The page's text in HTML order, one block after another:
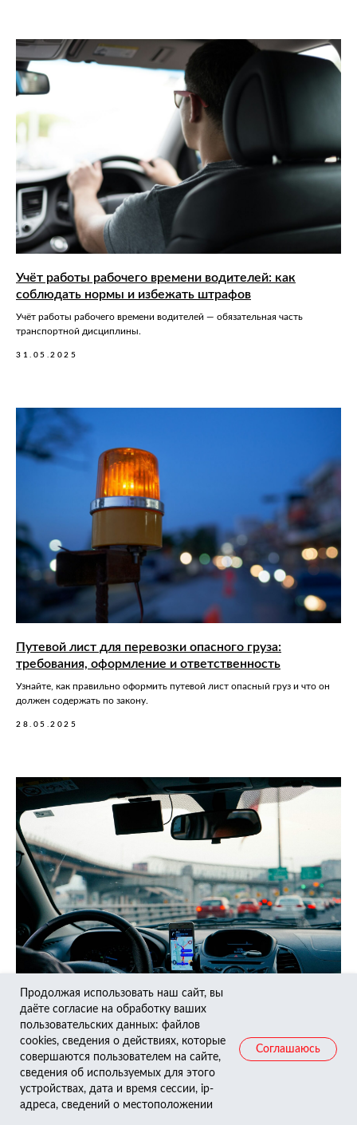
Учёт работы рабочего времени водителей: как
соблюдать нормы и избежать штрафов
Учёт работы рабочего времени водителей — обязательная часть
транспортной дисциплины.
31.05.2025
Путевой лист для перевозки опасного груза:
требования, оформление и ответственность
Узнайте, как правильно оформить путевой лист опасный груз и что он
должен содержать по закону.
28.05.2025
Учёт работы водителя: эффективные методы и
инструменты контроля
Узнайте, как организовать учёт работы водителя для повышения
эффективности и безопасности.
28.05.2025
Продолжая использовать наш сайт, вы
даёте согласие на обработку ваших
пользовательских данных: файлов
cookies, сведения о действиях, которые
совершаются пользователем на сайте,
сведения об используемых для этого
устройствах, дата и время сессии, ip-
адреса, сведений о местоположении
Соглашаюсь